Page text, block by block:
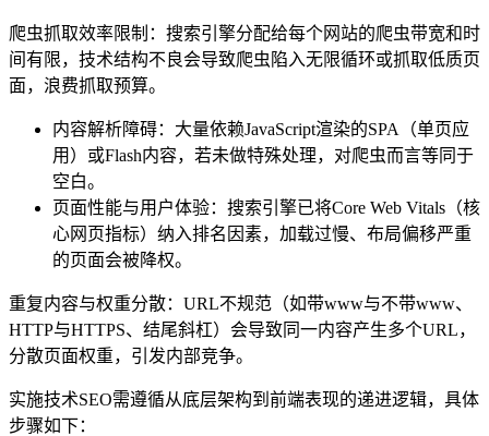
爬虫抓取效率限制：搜索引擎分配给每个网站的爬虫带宽和时
间有限，技术结构不良会导致爬虫陷入无限循环或抓取低质页
面，浪费抓取预算。
内容解析障碍：大量依赖JavaScript渲染的SPA（单页应
用）或Flash内容，若未做特殊处理，对爬虫而言等同于
空白。
页面性能与用户体验：搜索引擎已将Core Web Vitals（核
心网页指标）纳入排名因素，加载过慢、布局偏移严重
的页面会被降权。
重复内容与权重分散：URL不规范（如带www与不带www、
HTTP与HTTPS、结尾斜杠）会导致同一内容产生多个URL，
分散页面权重，引发内部竞争。
实施技术SEO需遵循从底层架构到前端表现的递进逻辑，具体
步骤如下：